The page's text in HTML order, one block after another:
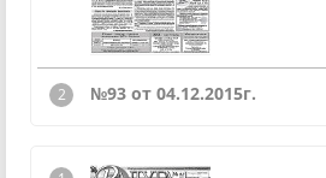
№93 от 04.12.2015г.